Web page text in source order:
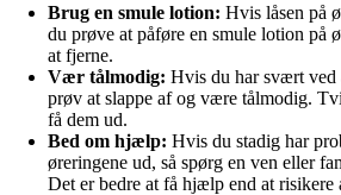
Brug en smule lotion: Hvis låsen på
du prøve at påføre en smule lotion på
at fjerne.
Vær tålmodig: Hvis du har svært ved
prøv at slappe af og være tålmodig.
få dem ud.
Bed om hjælp: Hvis du stadig har
øreringene ud, så spørg en ven eller
Det er bedre at få hjælp end at risikere